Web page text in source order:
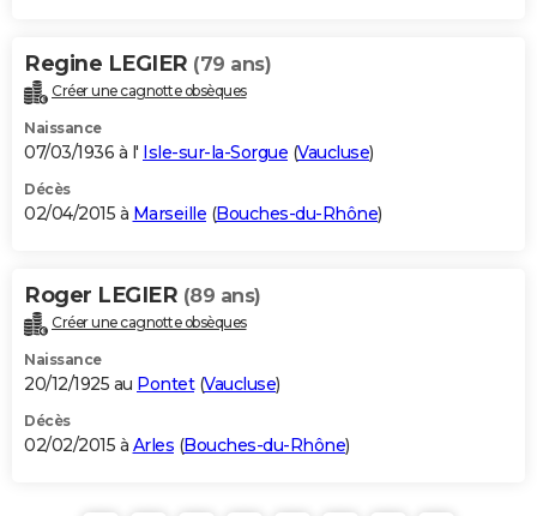
Regine LEGIER (79 ans)
Créer une cagnotte obsèques
Naissance
07/03/1936 à l' Isle-sur-la-Sorgue (Vaucluse)
Décès
02/04/2015 à Marseille (Bouches-du-Rhône)
Roger LEGIER (89 ans)
Créer une cagnotte obsèques
Naissance
20/12/1925 au Pontet(Vaucluse)
Décès
02/02/2015 à Arles (Bouches-du-Rhône)